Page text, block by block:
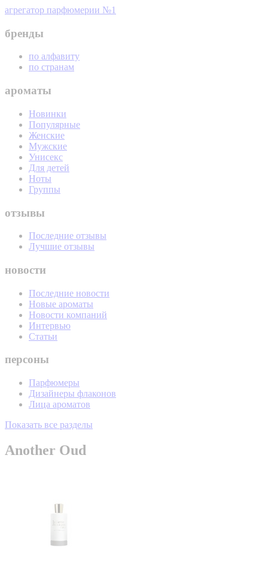
агрегатор парфюмерии №1
бренды
по алфавиту
по странам
ароматы
Новинки
Популярные
Женские
Мужские
Унисекс
Для детей
Ноты
Группы
отзывы
Последние отзывы
Лучшие отзывы
новости
Последние новости
Новые ароматы
Новости компаний
Интервью
Статьи
персоны
Парфюмеры
Дизайнеры флаконов
Лица ароматов
Показать все разделы
Another Oud